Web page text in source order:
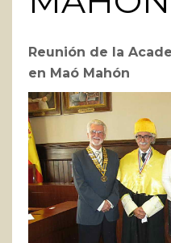
Reunión de la
en Maó Mahón